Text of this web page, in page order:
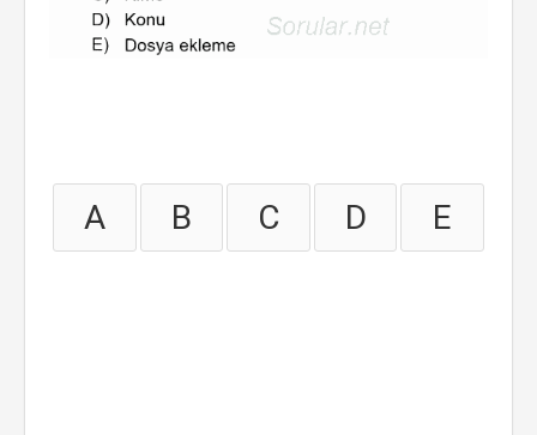
A B C D E